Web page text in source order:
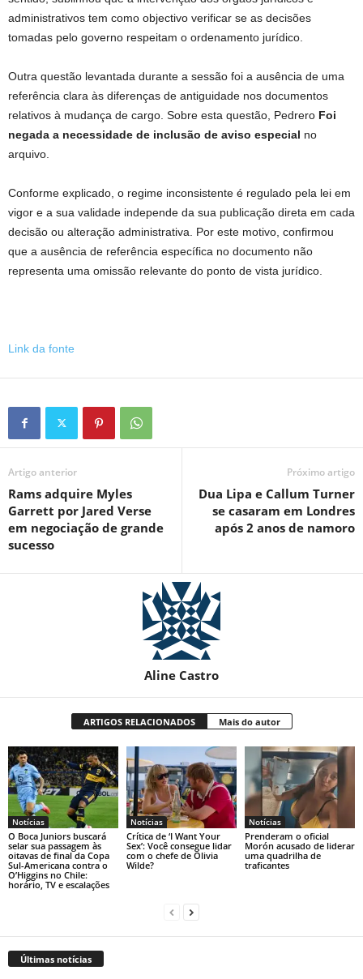
administrativos tem como objectivo verificar se as decisões
tomadas pelo governo respeitam o ordenamento jurídico.
Outra questão levantada durante a sessão foi a ausência de uma
referência clara às diferenças de antiguidade nos documentos
relativos à mudança de cargo. Sobre esta questão, Pedrero Foi
negada a necessidade de inclusão de aviso especial no
arquivo.
Conforme explicado, o regime inconsistente é regulado pela lei em
vigor e a sua validade independe da sua publicação direta em cada
decisão ou alteração administrativa. Por este motivo, confirmou
que a ausência de referência específica no documento não
representa uma omissão relevante do ponto de vista jurídico.
Link da fonte
Artigo anterior
Rams adquire Myles
Garrett por Jared Verse
em negociação de grande
sucesso
Próximo artigo
Dua Lipa e Callum Turner
se casaram em Londres
após 2 anos de namoro
Aline Castro
ARTIGOS RELACIONADOS Mais do autor
Notícias
O Boca Juniors buscará
selar sua passagem às
oitavas de final da Copa
Sul-Americana contra o
O’Higgins no Chile:
horário, TV e escalações
Notícias
Crítica de ‘I Want Your
Sex’: Você consegue lidar
com o chefe de Olivia
Wilde?
Notícias
Prenderam o oficial
Morón acusado de liderar
uma quadrilha de
traficantes
Últimas notícias